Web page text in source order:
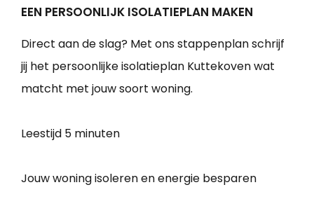
EEN PERSOONLIJK ISOLATIEPLAN MAKEN
Direct aan de slag? Met ons stappenplan schrijf
jij het persoonlijke isolatieplan Kuttekoven wat
matcht met jouw soort woning.
Leestijd 5 minuten
Jouw woning isoleren en energie besparen